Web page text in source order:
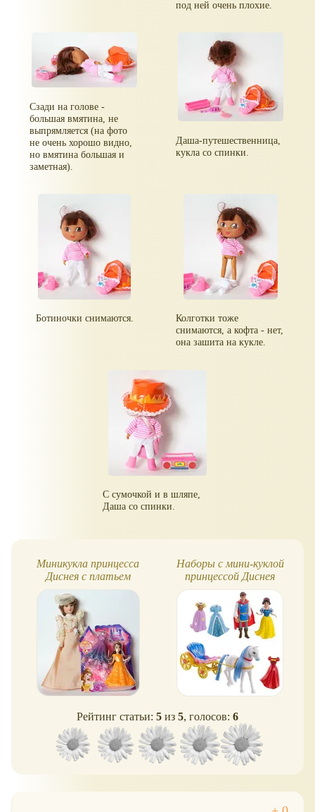
под ней очень плохие.
Сзади на голове -
большая вмятина, не
выпрямляется (на фото
не очень хорошо видно,
но вмятина большая и
заметная).
Даша-путешественница,
кукла со спинки.
Ботиночки снимаются.
Колготки тоже
снимаются, а кофта - нет,
она зашита на кукле.
С сумочкой и в шляпе,
Даша со спинки.
Миникукла принцесса
Диснея с платьем
MagiClip - Белль
Наборы с мини-куклой
принцессой Диснея
Рейтинг статьи: 5 из 5, голосов: 6